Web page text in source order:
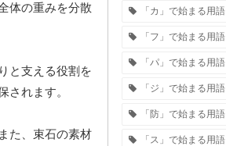
体の重みを分散
と支える役割を
れます。
た、束石の素材
「カ」で始まる用語
「フ」で始まる用語
「パ」で始まる用語
「ジ」で始まる用語
「防」で始まる用語
「ス」で始まる用語